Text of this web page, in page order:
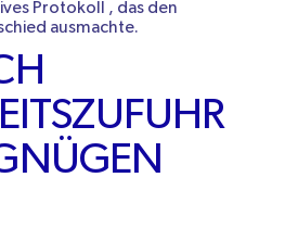
Protokoll
, das den
ausmachte.